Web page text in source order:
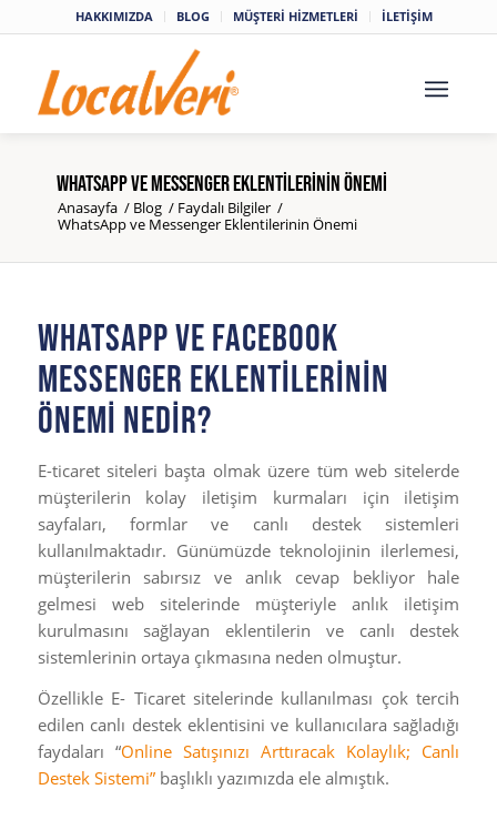
HAKKIMIZDA BLOG MÜŞTERİ HİZMETLERİ İLETİŞİM
whatsapp ve messenger eklentilerinin önemi
Anasayfa / Blog / Faydalı Bilgiler /
WhatsApp ve Messenger Eklentilerinin Önemi
WHATSAPP VE FACEBOOK
MESSENGER EKLENTILERININ
ÖNEMI NEDIR?
E-ticaret siteleri başta olmak üzere tüm web sitelerde
müşterilerin kolay iletişim kurmaları için iletişim
sayfaları, formlar ve canlı destek sistemleri
kullanılmaktadır. Günümüzde teknolojinin ilerlemesi,
müşterilerin sabırsız ve anlık cevap bekliyor hale
gelmesi web sitelerinde müşteriyle anlık iletişim
kurulmasını sağlayan eklentilerin ve canlı destek
sistemlerinin ortaya çıkmasına neden olmuştur.
Özellikle E- Ticaret sitelerinde kullanılması çok tercih
edilen canlı destek eklentisini ve kullanıcılara sağladığı
faydaları “Online Satışınızı Arttıracak Kolaylık; Canlı
Destek Sistemi”başlıklı yazımızda ele almıştık.